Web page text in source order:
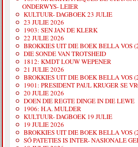
ONDERWYS- LEIER
KULTUUR- DAGBOEK 23 JULIE
23 JULIE 2026
1903: SEN JAN DE KLERK
22 JULIE 2026
BROKKIES UIT DIE BOEK BELLA VOS
DIE SONDE VAN TROTSHEID
1812: KMDT LOUW WEPENER
21 JULIE 2026
BROKKIES UIT DIE BOEK BELLA VOS
1901: PRESIDENT PAUL KRUGER SE
20 JULIE 2026
DOEN DIE REGTE DINGE IN DIE LEWE
1906: H.A. MULDER
KULTUUR- DAGBOEK 19 JULIE
19 JULIE 2026
BROKKIES UIT DIE BOEK BELLA VOS
SÓ PATETIES IS INTER- NASIONALE